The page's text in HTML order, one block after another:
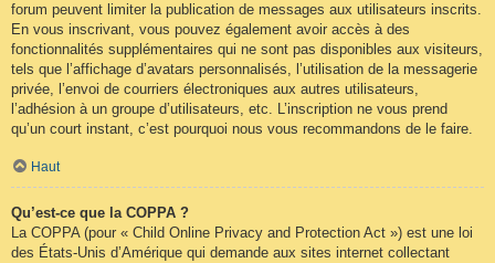
forum peuvent limiter la publication de messages aux utilisateurs inscrits.
En vous inscrivant, vous pouvez également avoir accès à des
fonctionnalités supplémentaires qui ne sont pas disponibles aux visiteurs,
tels que l’affichage d’avatars personnalisés, l’utilisation de la messagerie
privée, l’envoi de courriers électroniques aux autres utilisateurs,
l’adhésion à un groupe d’utilisateurs, etc. L’inscription ne vous prend
qu’un court instant, c’est pourquoi nous vous recommandons de le faire.
Haut
Qu’est-ce que la COPPA ?
La COPPA (pour « Child Online Privacy and Protection Act ») est une loi
des États-Unis d’Amérique qui demande aux sites internet collectant